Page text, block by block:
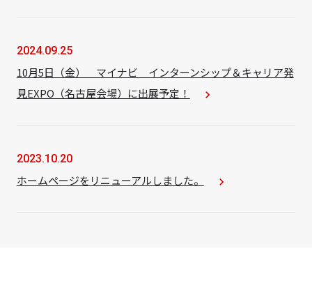
2024.09.25
10月5日（金） マイナビ インターンシップ＆キャリア発
見EXPO（名古屋会場）に出展予定！
navigate_next
2023.10.20
ホームページをリニューアルしました。 navigate_next